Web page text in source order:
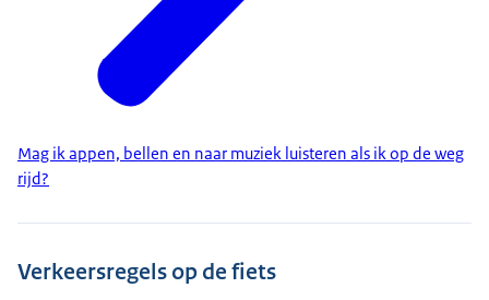
Mag ik appen, bellen en naar muziek luisteren als ik op de weg
rijd?
Verkeersregels op de fiets